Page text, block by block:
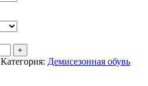
Категория: Демисезонная обувь